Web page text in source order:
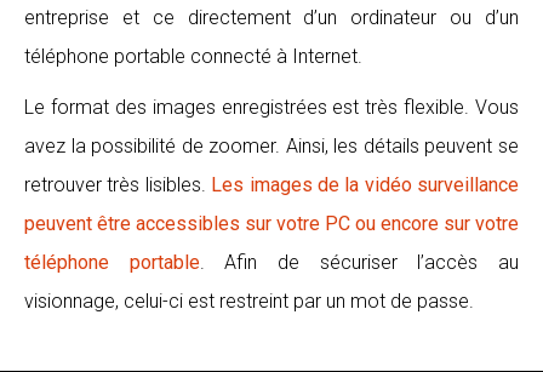
entreprise et ce directement d’un ordinateur ou d’un
téléphone portable connecté à Internet.
Le format des images enregistrées est très flexible. Vous
avez la possibilité de zoomer. Ainsi, les détails peuvent se
retrouver très lisibles. Les images de la vidéo surveillance
peuvent être accessibles sur votre PC ou encore sur votre
téléphone portable. Afin de sécuriser l’accès au
visionnage, celui-ci est restreint par un mot de passe.